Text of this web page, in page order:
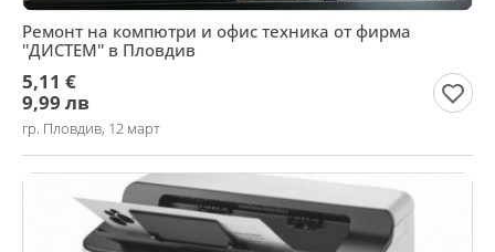
Ремонт на компютри и офис техника от фирма
''ДИСТЕМ'' в Пловдив
5,11 €
9,99 лв
гр. Пловдив, 12 март